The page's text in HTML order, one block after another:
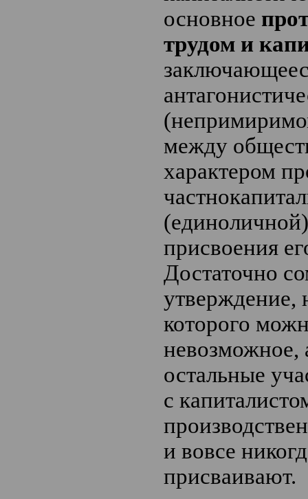
основное
трудом и
между
характером
присвоения
Достаточно
утверждение,
которого
невозможное,
остальные
с
и вовсе
присваивают.